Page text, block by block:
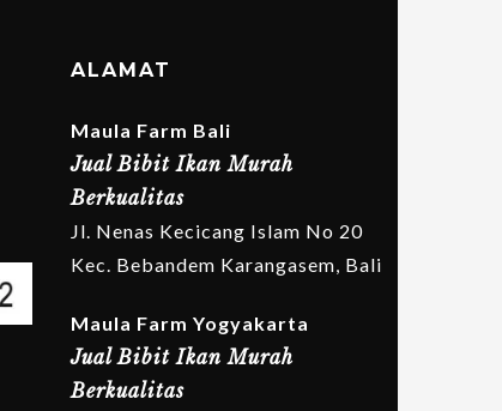
ALAMAT
Maula Farm Bali
Jual Bibit Ikan Murah
Berkualitas
Jl. Nenas Kecicang Islam No 20
Kec. Bebandem Karangasem, Bali
Maula Farm Yogyakarta
Jual Bibit Ikan Murah
Berkualitas